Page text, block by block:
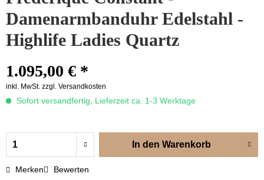
Damenarmbanduhr Edelstahl -
Highlife Ladies Quartz
1.095,00 € *
inkl. MwSt. zzgl. Versandkosten
Sofort versandfertig, Lieferzeit ca. 1-3 Werktage
In den Warenkorb
Merken Bewerten